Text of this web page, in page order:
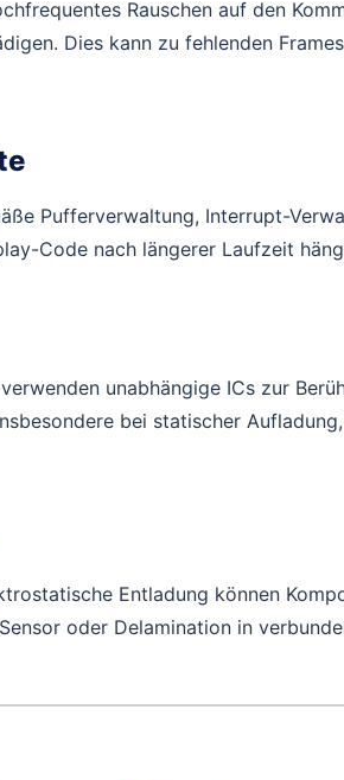
Rauschen auf den
Dies kann zu fehlenden
Pufferverwaltung, Interrupt-
Code nach längerer Laufzeit
unabhängige ICs zur
bei statischer
Entladung können
oder Delamination in